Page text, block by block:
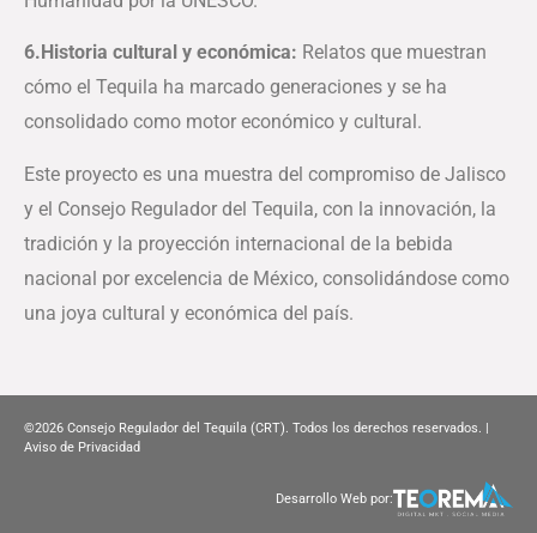
6.​Historia cultural y económica: Relatos que muestran
cómo el Tequila ha marcado generaciones y se ha
consolidado como motor económico y cultural.
Este proyecto es una muestra del compromiso de Jalisco
y el Consejo Regulador del Tequila, con la innovación, la
tradición y la proyección internacional de la bebida
nacional por excelencia de México, consolidándose como
una joya cultural y económica del país.
©2026 Consejo Regulador del Tequila (CRT). Todos los derechos reservados. |
Aviso de Privacidad
Desarrollo Web por: